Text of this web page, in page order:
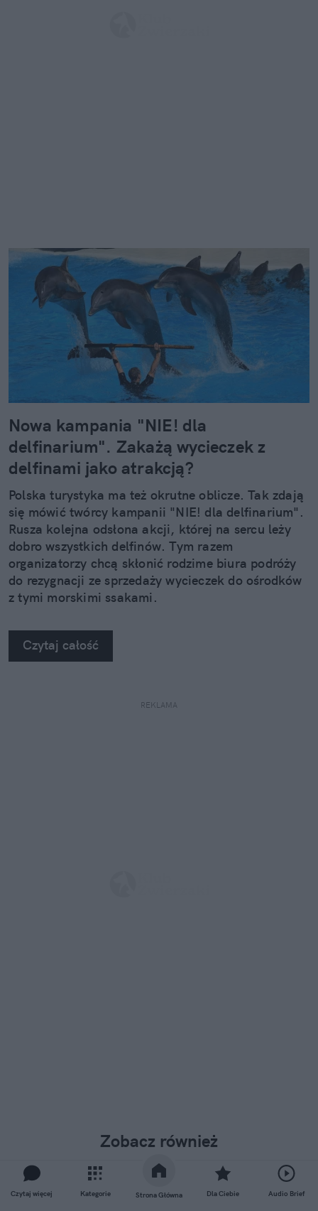
Czytaj więcej Kategorie Strona Główna Dla Ciebie Audio Brief
Nowa kampania "NIE! dla
delfinarium". Zakażą wycieczek z
delfinami jako atrakcją?
Polska turystyka ma też okrutne oblicze. Tak zdają
się mówić twórcy kampanii "NIE! dla delfinarium".
Rusza kolejna odsłona akcji, której na sercu leży
dobro wszystkich delfinów. Tym razem
organizatorzy chcą skłonić rodzime biura podróży
do rezygnacji ze sprzedaży wycieczek do ośrodków
z tymi morskimi ssakami.
Czytaj całość
REKLAMA
Zobacz również
Brytyjczycy będą płacili nowymi
banknotami. Miłość do